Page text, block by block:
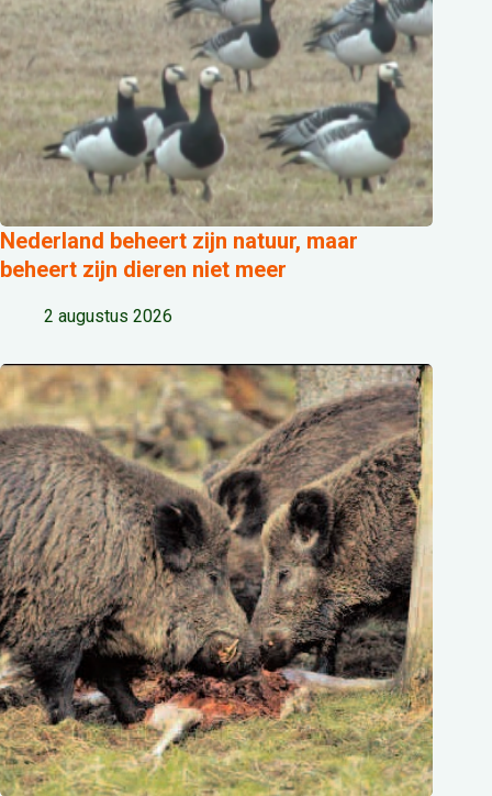
Nederland beheert zijn natuur, maar
beheert zijn dieren niet meer
2 augustus 2026